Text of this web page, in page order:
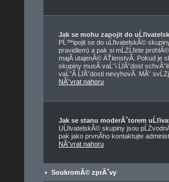
Jak se mohu zapojit do
PĹ™ipojit se do uĹľivatelskĂ©
pravidlem) a pak si mĹŻĹľete
majĂ­ utajenĂ© ÄŤlenstvĂ­. Pokud je
skupiny musĂ­ vaĹˇi ĹľĂˇdost
vaĹˇĂ­ ĹľĂˇdosti nevyhovĂ­. MĂˇ
NĂˇvrat nahoru
Jak se stanu moderĂˇtorem
UĹľivatelskĂ© skupiny jsou
pak jako prvnĂ­ho kontaktujte
NĂˇvrat nahoru
SoukromĂ© zprĂˇvy